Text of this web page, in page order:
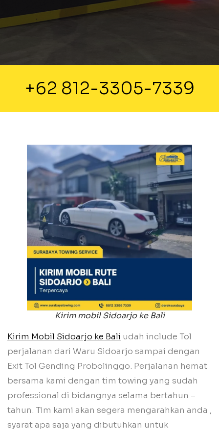
+62 812-3305-7339
Kirim mobil Sidoarjo ke Bali
Kirim Mobil Sidoarjo ke Bali udah include Tol
perjalanan dari Waru Sidoarjo sampai dengan
Exit Tol Gending Probolinggo. Perjalanan hemat
bersama kami dengan tim towing yang sudah
professional di bidangnya selama bertahun –
tahun. Tim kami akan segera mengarahkan anda ,
syarat apa saja yang dibutuhkan untuk